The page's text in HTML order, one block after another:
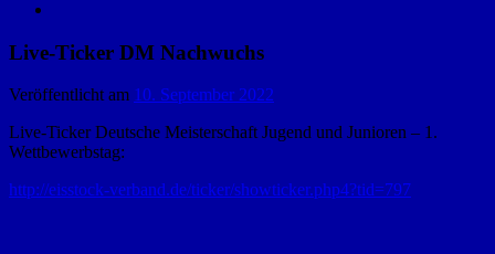
Live-Ticker DM Nachwuchs
Veröffentlicht am 10. September 2022
Live-Ticker Deutsche Meisterschaft Jugend und Junioren – 1.
Wettbewerbstag:
http://eisstock-verband.de/ticker/showticker.php4?tid=797